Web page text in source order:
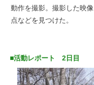
動作を撮影。撮影した映
点などを見つけた。
■活動レポート 2日目